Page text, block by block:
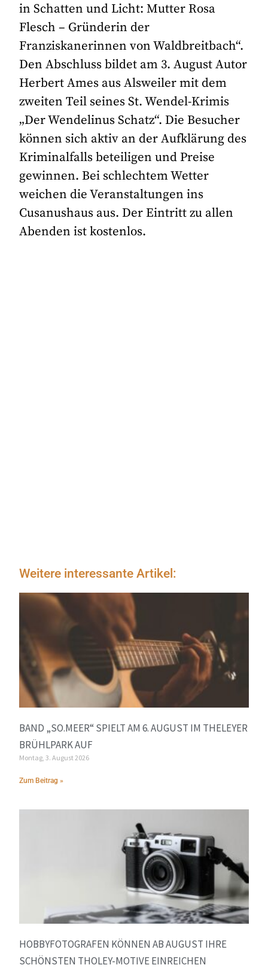
in Schatten und Licht: Mutter Rosa
Flesch – Gründerin der
Franziskanerinnen von Waldbreitbach“.
Den Abschluss bildet am 3. August Autor
Herbert Ames aus Alsweiler mit dem
zweiten Teil seines St. Wendel-Krimis
„Der Wendelinus Schatz“. Die Besucher
können sich aktiv an der Aufklärung des
Kriminalfalls beteiligen und Preise
gewinnen. Bei schlechtem Wetter
weichen die Veranstaltungen ins
Cusanushaus aus. Der Eintritt zu allen
Abenden ist kostenlos.
Weitere interessante Artikel:
BAND „SO.MEER“ SPIELT AM 6. AUGUST IM THELEYER
BRÜHLPARK AUF
Montag, 3. August 2026
Zum Beitrag »
HOBBYFOTOGRAFEN KÖNNEN AB AUGUST IHRE
SCHÖNSTEN THOLEY-MOTIVE EINREICHEN